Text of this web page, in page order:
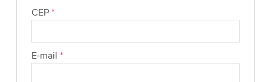
CEP *
E-mail *